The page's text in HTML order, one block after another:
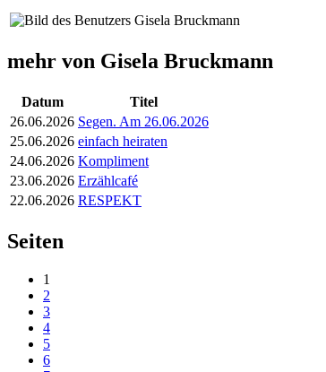
mehr von Gisela Bruckmann
Datum
Titel
26.06.2026 Segen. Am 26.06.2026
25.06.2026 einfach heiraten
24.06.2026 Kompliment
23.06.2026 Erzählcafé
22.06.2026 RESPEKT
Seiten
1
2
3
4
5
6